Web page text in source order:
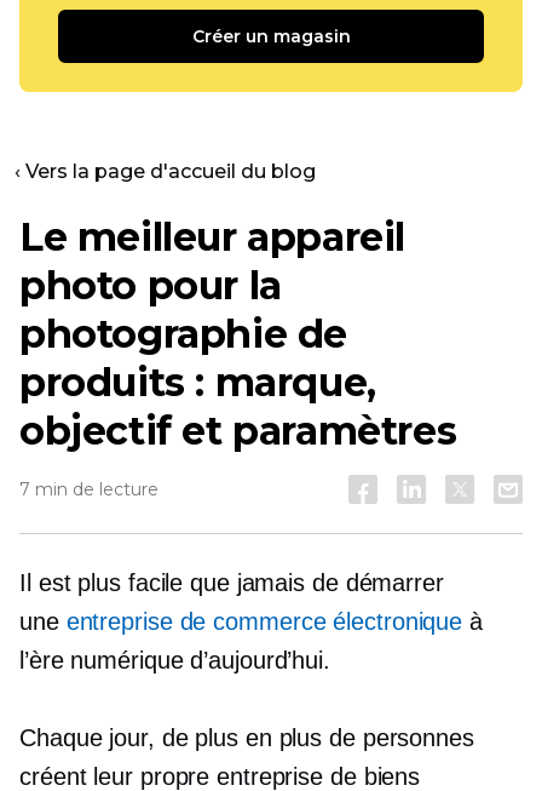
Créer un magasin
‹ Vers la page d'accueil du blog
Le meilleur appareil
photo pour la
photographie de
produits : marque,
objectif et paramètres
7 min de lecture
Il est plus facile que jamais de démarrer
une entreprise de commerce électronique à
l’ère numérique d’aujourd’hui.
Chaque jour, de plus en plus de personnes
créent leur propre entreprise de biens